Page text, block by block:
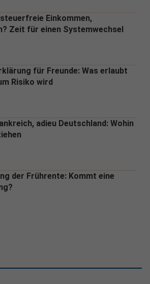
Einkommen,
Zeit für einen Systemwechsel
für Freunde: Was erlaubt
Risiko wird
adieu Deutschland: Wohin
der Frührente: Kommt eine